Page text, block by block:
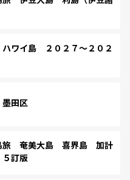
ワイ島 ２０２７～２０２
田区
旅 奄美大島 喜界島 加計
訂版